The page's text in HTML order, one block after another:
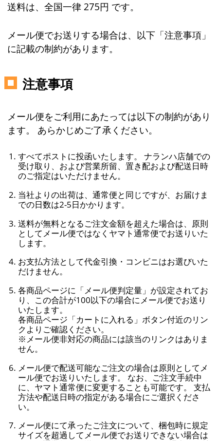
送料は、全国一律 275円 です。
メール便でお送りする場合は、以下「注意事項」
に記載の制約があります。
注意事項
メール便をご利用にあたっては以下の制約があり
ます。 あらかじめご了承ください。
すべてポストに投函いたします。 ナランハ店舗での
受け取り、および営業所留、置き配および配送日時
のご指定はいただけません。
当社よりの出荷は、通常便と同じですが、お届けま
での日数は2-5日かかります。
送料が無料となるご注文金額を超えた場合は、原則
としてメール便ではなくヤマト通常便でお送りいた
します。
お支払方法として代金引換・コンビニはお選びいた
だけません。
各商品ページに「メール便判定量」が設定されてお
り、この合計が100以下の場合にメール便でお送り
いたします。
各商品ページ「カートに入れる」ボタン付近のリン
クよりご確認ください。
※メール便非対応の商品には該当のリンクはありま
せん。
メール便で配送可能なご注文の場合は原則としてメ
ール便でお送りいたします。 なお、ご注文手続中
に、ヤマト通常便に変更することも可能です。 支払
方法や配送日時の指定がある場合にご選択くださ
い。
メール便にて承ったご注文について、梱包時に規定
サイズを超過してメール便でお送りできない場合は